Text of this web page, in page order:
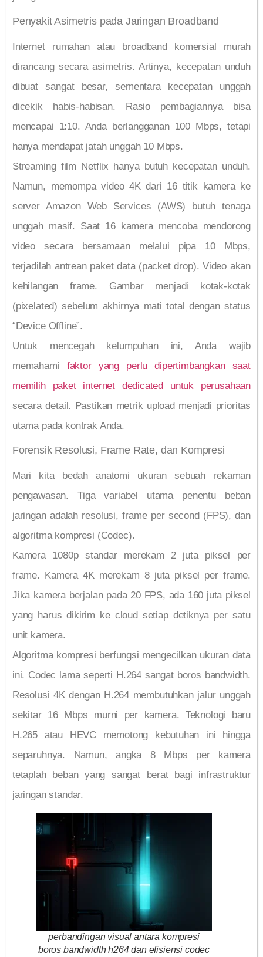
Penyakit Asimetris pada Jaringan Broadband
Internet rumahan atau broadband komersial murah
dirancang secara asimetris. Artinya, kecepatan unduh
dibuat sangat besar, sementara kecepatan unggah
dicekik habis-habisan. Rasio pembagiannya bisa
mencapai 1:10. Anda berlangganan 100 Mbps, tetapi
hanya mendapat jatah unggah 10 Mbps.
Streaming film Netflix hanya butuh kecepatan unduh.
Namun, memompa video 4K dari 16 titik kamera ke
server Amazon Web Services (AWS) butuh tenaga
unggah masif. Saat 16 kamera mencoba mendorong
video secara bersamaan melalui pipa 10 Mbps,
terjadilah antrean paket data (packet drop). Video akan
kehilangan frame. Gambar menjadi kotak-kotak
(pixelated) sebelum akhirnya mati total dengan status
“Device Offline”.
Untuk mencegah kelumpuhan ini, Anda wajib
memahami faktor yang perlu dipertimbangkan saat
memilih paket internet dedicated untuk perusahaan
secara detail. Pastikan metrik upload menjadi prioritas
utama pada kontrak Anda.
Forensik Resolusi, Frame Rate, dan Kompresi
Mari kita bedah anatomi ukuran sebuah rekaman
pengawasan. Tiga variabel utama penentu beban
jaringan adalah resolusi, frame per second (FPS), dan
algoritma kompresi (Codec).
Kamera 1080p standar merekam 2 juta piksel per
frame. Kamera 4K merekam 8 juta piksel per frame.
Jika kamera berjalan pada 20 FPS, ada 160 juta piksel
yang harus dikirim ke cloud setiap detiknya per satu
unit kamera.
Algoritma kompresi berfungsi mengecilkan ukuran data
ini. Codec lama seperti H.264 sangat boros bandwidth.
Resolusi 4K dengan H.264 membutuhkan jalur unggah
sekitar 16 Mbps murni per kamera. Teknologi baru
H.265 atau HEVC memotong kebutuhan ini hingga
separuhnya. Namun, angka 8 Mbps per kamera
tetaplah beban yang sangat berat bagi infrastruktur
jaringan standar.
perbandingan visual antara kompresi
boros bandwidth h264 dan efisiensi codec